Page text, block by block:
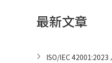
最新文章
ISO/IEC